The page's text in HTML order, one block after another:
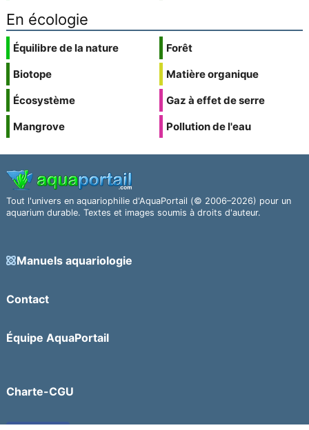
En écologie
Équilibre de la nature
Biotope
Écosystème
Mangrove
Forêt
Matière organique
Gaz à effet de serre
Pollution de l'eau
Tout l'univers en aquariophilie d'AquaPortail (© 2006–2026) pour un
aquarium durable. Textes et images soumis à droits d'auteur.
Manuels aquariologie
Contact
Équipe AquaPortail
Charte-CGU